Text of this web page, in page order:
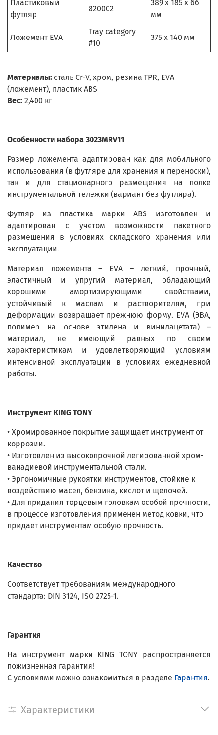
Пластиковый
футляр
820002
389 x 185 x 66
мм
Ложемент EVA
Tray category
#10
375 x 140 мм
Материалы: сталь Cr-V, хром, резина TPR, EVA
(ложемент), пластик ABS
Вес: 2,400 кг
Особенности набора 3023MRV11
Размер ложемента адаптирован как для мобильного
использования (в футляре для хранения и переноски),
так и для стационарного размещения на полке
инструментальной тележки (вариант без футляра).
Футляр из пластика марки ABS изготовлен и
адаптирован с учетом возможности пакетного
размещения в условиях складского хранения или
эксплуатации.
Материал ложемента – EVA – легкий, прочный,
эластичный и упругий материал, обладающий
хорошими амортизирующими свойствами,
устойчивый к маслам и растворителям, при
деформации возвращает прежнюю форму. EVA (ЭВА,
полимер на основе этилена и винилацетата) –
материал, не имеющий равных по своим
характеристикам и удовлетворяющий условиям
интенсивной эксплуатации в условиях ежедневной
работы.
Инструмент KING TONY
• Хромированное покрытие защищает инструмент от
коррозии.
• Изготовлен из высокопрочной легированной хром-
ванадиевой инструментальной стали.
• Эргономичные рукоятки инструментов, стойкие к
воздействию масел, бензина, кислот и щелочей.
• Для придания торцевым головкам особой прочности,
в процессе изготовления применен метод ковки, что
придает инструментам особую прочность.
Качество
Соответствует требованиям международного
стандарта: DIN 3124, ISO 2725-1.
Гарантия
На инструмент марки KING TONY распространяется
пожизненная гарантия!
С условиями можно ознакомиться в разделе Гарантия.
Характеристики